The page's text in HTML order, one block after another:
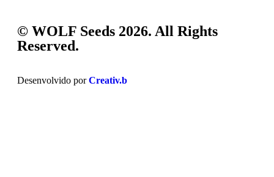
© WOLF Seeds 2026. All Rights
Reserved.​
Desenvolvido porCreativ.b